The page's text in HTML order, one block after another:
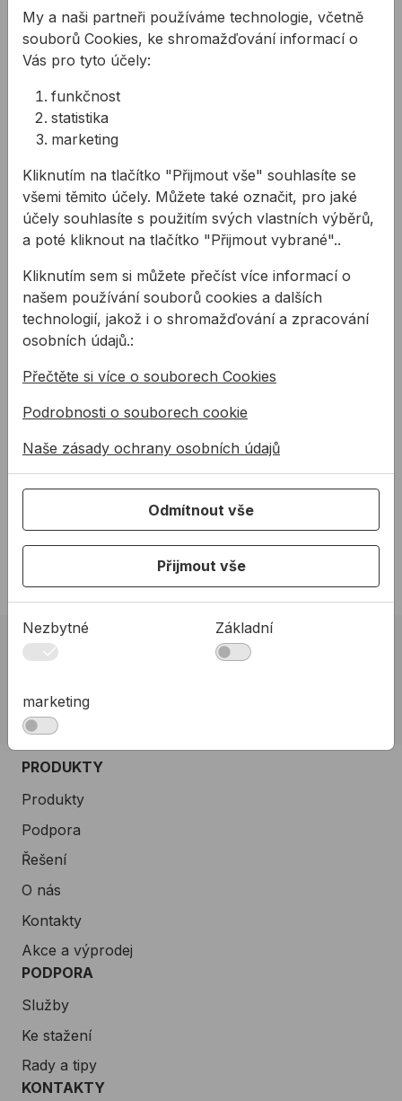
Barva:
béžová
Související produkty
Silikon na dřevo OTTOSEAL S110 310 ml
Silikon na dřevo
OTTOSEAL S110 310 ml
tmel na neutrální oxim bázi.
Obsahuje fungicidy vůči
plísním. Tmel se v ...
od246,61 Kč
Silikon na dřevo
tmel na neutrální oxim bázi.
Obsahuje fungicidy vůči
plísním. Tmel se v ...
od428,79 Kč
428,79Kč s DPH
02 623 10 920
allmediasro (po-ne 7-22 h)
PRODUKTY
Produkty
Podpora
Řešení
O nás
Kontakty
Akce a výprodej
PODPORA
Služby
Ke stažení
Rady a tipy
KONTAKTY
My a naši partneři používáme technologie, včetně
souborů Cookies, ke shromažďování informací o
Vás pro tyto účely:
funkčnost
statistika
marketing
Kliknutím na tlačítko "Přijmout vše" souhlasíte se
všemi těmito účely. Můžete také označit, pro jaké
účely souhlasíte s použitím svých vlastních výběrů,
a poté kliknout na tlačítko "Přijmout vybrané"..
Kliknutím sem si můžete přečíst více informací o
našem používání souborů cookies a dalších
technologií, jakož i o shromažďování a zpracování
osobních údajů.:
Přečtěte si více o souborech Cookies
Podrobnosti o souborech cookie
Naše zásady ochrany osobních údajů
Odmítnout vše
Přijmout vše
Nezbytné Základní
marketing